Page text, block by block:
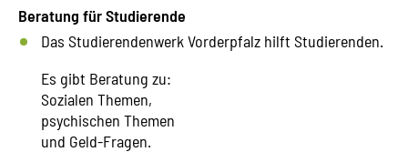
Beratung für Studierende
Das Studierendenwerk Vorderpfalz hilft Studierenden.
Es gibt Beratung zu:
Sozialen Themen,
psychischen Themen
und Geld-Fragen.